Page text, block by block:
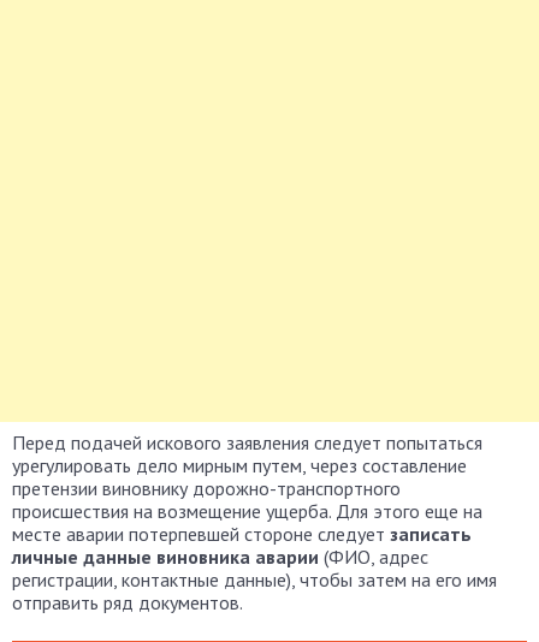
Перед подачей искового заявления следует попытаться
урегулировать дело мирным путем, через составление
претензии виновнику дорожно-транспортного
происшествия на возмещение ущерба. Для этого еще на
месте аварии потерпевшей стороне следует записать
личные данные виновника аварии (ФИО, адрес
регистрации, контактные данные), чтобы затем на его имя
отправить ряд документов.